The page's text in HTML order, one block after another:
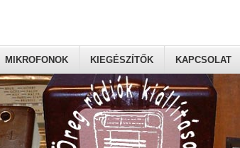
MIKROFONOK KIEGÉSZÍTŐK KAPCSOLAT